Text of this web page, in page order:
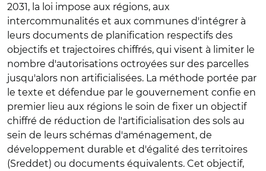
2031, la loi impose aux régions, aux
intercommunalités et aux communes d'intégrer à
leurs documents de planification respectifs des
objectifs et trajectoires chiffrés, qui visent à limiter le
nombre d'autorisations octroyées sur des parcelles
jusqu'alors non artificialisées. La méthode portée par
le texte et défendue par le gouvernement confie en
premier lieu aux régions le soin de fixer un objectif
chiffré de réduction de l'artificialisation des sols au
sein de leurs schémas d'aménagement, de
développement durable et d'égalité des territoires
(Sreddet) ou documents équivalents. Cet objectif,